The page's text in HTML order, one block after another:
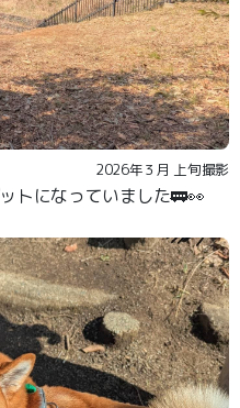
2026年３月 上旬撮影
トになっていました🚃👀